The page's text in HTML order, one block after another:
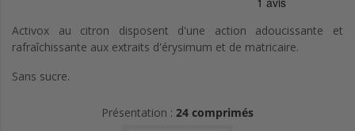
Activox au citron disposent d'une action adoucissante et
rafraîchissante aux extraits d'érysimum et de matricaire.
Sans sucre.
Présentation : 24 comprimés